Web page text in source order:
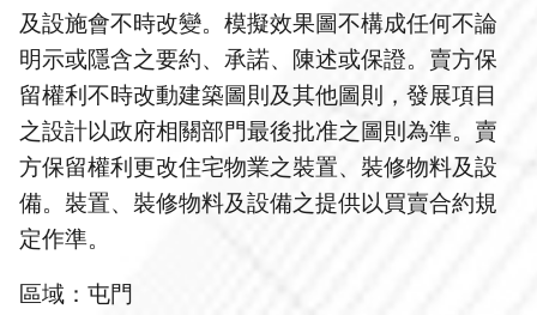
及設施會不時改變。模擬效果圖不構成任何不論
明示或隱含之要約、承諾、陳述或保證。賣方保
留權利不時改動建築圖則及其他圖則，發展項目
之設計以政府相關部門最後批准之圖則為準。賣
方保留權利更改住宅物業之裝置、裝修物料及設
備。裝置、裝修物料及設備之提供以買賣合約規
定作準。
區域：屯門